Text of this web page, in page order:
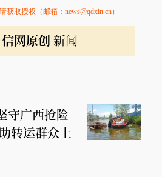
获取授权（邮箱：news@qdxin.cn）
信网原创 新闻
守广西抢险
转运群众上